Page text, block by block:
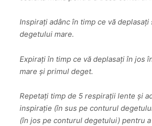
Inspirați adânc în timp ce vă
degetului mare.
Expirați în timp ce vă deplasați în jos
mare și primul deget.
Repetați timp de 5 respirații lente și
inspirație (în sus pe conturul
(în jos pe conturul degetului) pentru